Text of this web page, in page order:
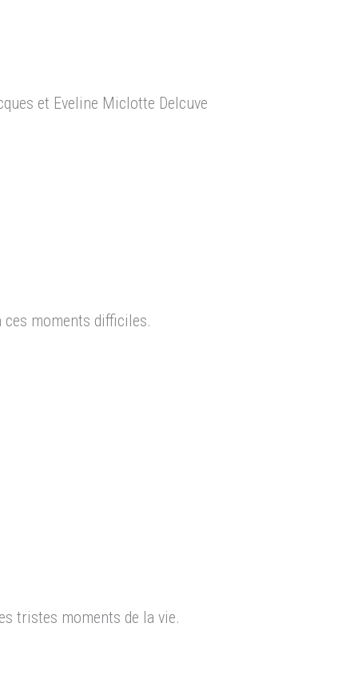
et Eveline Miclotte Delcuve
moments difficiles.
tristes moments de la vie.